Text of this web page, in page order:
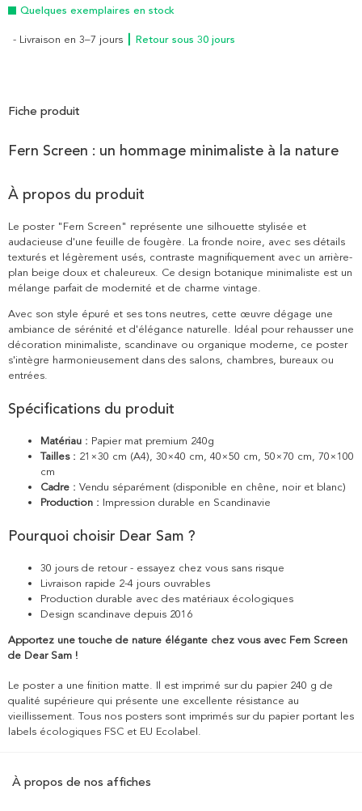
Quelques exemplaires en stock
- Livraison en 3–7 jours ┃ Retour sous 30 jours
Fiche produit
Fern Screen : un hommage minimaliste à la nature
À propos du produit
Le poster "Fern Screen" représente une silhouette stylisée et
audacieuse d'une feuille de fougère. La fronde noire, avec ses détails
texturés et légèrement usés, contraste magnifiquement avec un arrière-
plan beige doux et chaleureux. Ce design botanique minimaliste est un
mélange parfait de modernité et de charme vintage.
Avec son style épuré et ses tons neutres, cette œuvre dégage une
ambiance de sérénité et d'élégance naturelle. Idéal pour rehausser une
décoration minimaliste, scandinave ou organique moderne, ce poster
s'intègre harmonieusement dans des salons, chambres, bureaux ou
entrées.
Spécifications du produit
Matériau : Papier mat premium 240g
Tailles : 21×30 cm (A4), 30×40 cm, 40×50 cm, 50×70 cm, 70×100
cm
Cadre : Vendu séparément (disponible en chêne, noir et blanc)
Production : Impression durable en Scandinavie
Pourquoi choisir Dear Sam ?
30 jours de retour - essayez chez vous sans risque
Livraison rapide 2-4 jours ouvrables
Production durable avec des matériaux écologiques
Design scandinave depuis 2016
Apportez une touche de nature élégante chez vous avec Fern Screen
de Dear Sam !
Le poster a une finition matte. Il est imprimé sur du papier 240 g de
qualité supérieure qui présente une excellente résistance au
vieillissement. Tous nos posters sont imprimés sur du papier portant les
labels écologiques FSC et EU Ecolabel.
À propos de nos affiches